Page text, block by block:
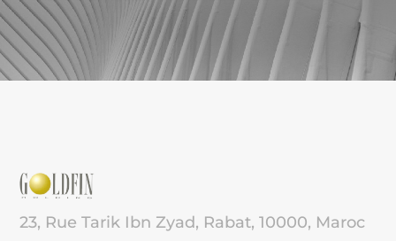
23, Rue Tarik Ibn Zyad, Rabat, 10000, Maroc